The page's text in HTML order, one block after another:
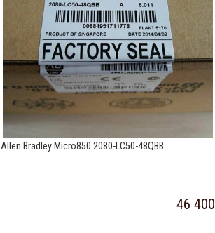
Allen Bradley Micro850 2080-LC50-48QBB
46 400